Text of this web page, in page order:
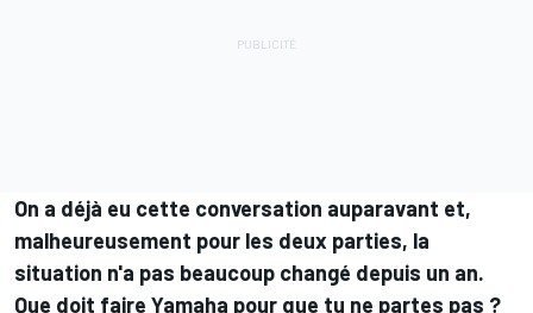
On a déjà eu cette conversation auparavant et,
malheureusement pour les deux parties, la
situation n'a pas beaucoup changé depuis un an.
Que doit faire Yamaha pour que tu ne partes pas ?